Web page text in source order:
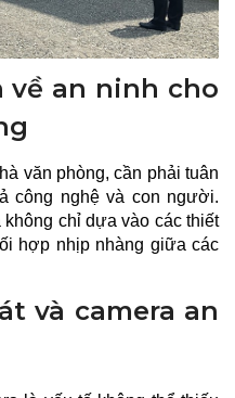
về an ninh cho
văn phòng, cần phải tuân
công nghệ và con người.
không chỉ dựa vào các thiết
hợp nhịp nhàng giữa các
và camera an